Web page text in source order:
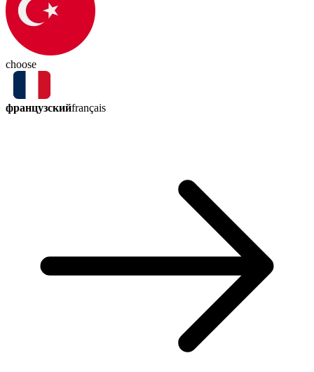
choose
французскийfrançais